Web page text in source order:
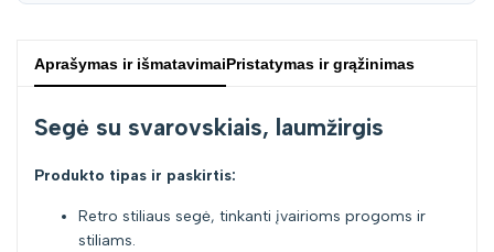
Aprašymas ir išmatavimaiPristatymas ir grąžinimas
Segė su svarovskiais, laumžirgis
Produkto tipas ir paskirtis:
Retro stiliaus segė, tinkanti įvairioms progoms ir
stiliams.